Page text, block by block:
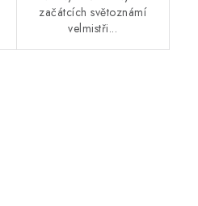
začátcích světoznámí
velmistři...